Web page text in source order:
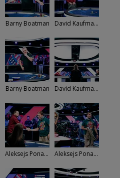
Barny Boatman David Kaufmann
Barny Boatman David Kaufmann - Barny Boatman
Aleksejs Ponakovs Aleksejs Ponakovs